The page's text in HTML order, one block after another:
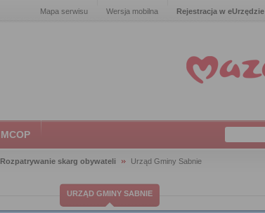
Mapa serwisu Wersja mobilna Rejestracja w eUrzędzie
MCOP
Rozpatrywanie skarg obywateli Urząd Gminy Sabnie
URZĄD GMINY SABNIE